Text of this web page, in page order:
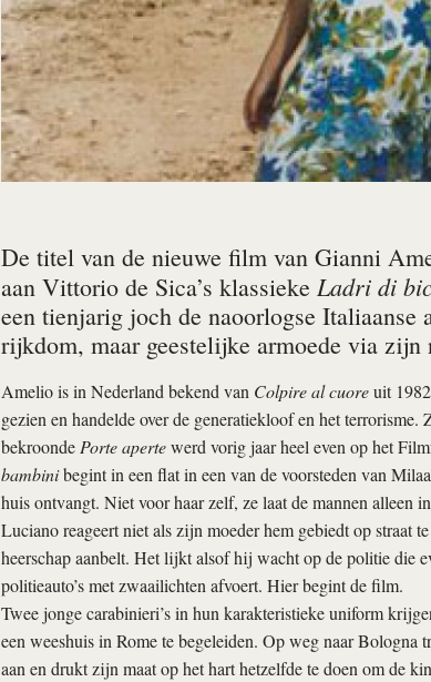
De titel van de nieuwe film van Gianni
aan Vittorio de Sica’s klassieke Ladri di
een tienjarig joch de naoorlogse
rijkdom, maar geestelijke armoede via zijn
Amelio is in Nederland bekend van Colpire al cuoreuit
gezien en handelde over de generatiekloof en het
bekroonde Porte apertewerd vorig jaar heel even op het
bambinibegint in een flat in een van de voorsteden van
huis ontvangt. Niet voor haar zelf, ze laat de mannen alleen
Luciano reageert niet als zijn moeder hem gebiedt op straat
heerschap aanbelt. Het lijkt alsof hij wacht op de politie die
politieauto’s met zwaailichten afvoert. Hier begint de film.
Twee jonge carabinieri’s in hun karakteristieke uniform
een weeshuis in Rome te begeleiden. Op weg naar
aan en drukt zijn maat op het hart hetzelfde te doen om de